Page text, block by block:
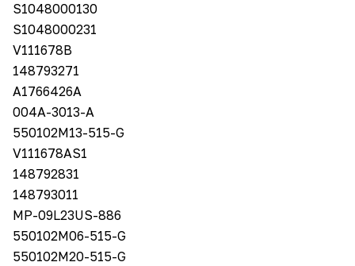
S1048000130
S1048000231
V111678B
148793271
A1766426A
004A-3013-A
550102M13-515-G
V111678AS1
148792831
148793011
MP-09L23US-886
550102M06-515-G
550102M20-515-G